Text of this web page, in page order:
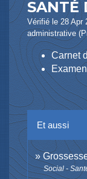
SANTÉ
Vérifié le 28 Apr
administrative
Carnet
Et aussi
Social -